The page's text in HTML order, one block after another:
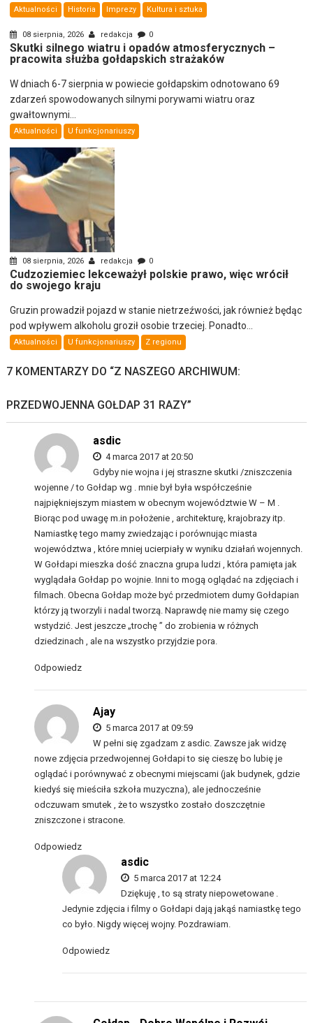
Aktualności Historia Imprezy Kultura i sztuka
08 sierpnia, 2026 redakcja 0
Skutki silnego wiatru i opadów atmosferycznych –
pracowita służba gołdapskich strażaków
W dniach 6-7 sierpnia w powiecie gołdapskim odnotowano 69
zdarzeń spowodowanych silnymi porywami wiatru oraz
gwałtownymi...
Aktualności U funkcjonariuszy
08 sierpnia, 2026 redakcja 0
Cudzoziemiec lekceważył polskie prawo, więc wrócił
do swojego kraju
Gruzin prowadził pojazd w stanie nietrzeźwości, jak również będąc
pod wpływem alkoholu groził osobie trzeciej. Ponadto...
Aktualności U funkcjonariuszy Z regionu
7 KOMENTARZY DO “Z NASZEGO ARCHIWUM:
PRZEDWOJENNA GOŁDAP 31 RAZY”
asdic
4 marca 2017 at 20:50
Gdyby nie wojna i jej straszne skutki /zniszczenia
wojenne / to Gołdap wg . mnie był była współcześnie
najpiękniejszym miastem w obecnym województwie W – M .
Biorąc pod uwagę m.in położenie , architekturę, krajobrazy itp.
Namiastkę tego mamy zwiedzając i porównując miasta
województwa , które mniej ucierpiały w wyniku działań wojennych.
W Gołdapi mieszka dość znaczna grupa ludzi , która pamięta jak
wyglądała Gołdap po wojnie. Inni to mogą oglądać na zdjęciach i
filmach. Obecna Gołdap może być przedmiotem dumy Gołdapian
którzy ją tworzyli i nadal tworzą. Naprawdę nie mamy się czego
wstydzić. Jest jeszcze „trochę ” do zrobienia w różnych
dziedzinach , ale na wszystko przyjdzie pora.
Odpowiedz
Ajay
5 marca 2017 at 09:59
W pełni się zgadzam z asdic. Zawsze jak widzę
nowe zdjęcia przedwojennej Gołdapi to się cieszę bo lubię je
oglądać i porównywać z obecnymi miejscami (jak budynek, gdzie
kiedyś się mieściła szkoła muzyczna), ale jednocześnie
odczuwam smutek , że to wszystko zostało doszczętnie
zniszczone i stracone.
Odpowiedz
asdic
5 marca 2017 at 12:24
Dziękuję , to są straty niepowetowane .
Jedynie zdjęcia i filmy o Gołdapi dają jakąś namiastkę tego
co było. Nigdy więcej wojny. Pozdrawiam.
Odpowiedz